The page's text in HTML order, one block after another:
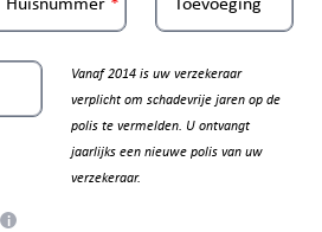
Vanaf 2014 is uw verzekeraar
verplicht om schadevrije jaren op de
polis te vermelden. U ontvangt
jaarlijks een nieuwe polis van uw
verzekeraar.
i